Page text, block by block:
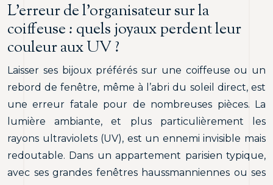
L’erreur de l’organisateur sur la
coiffeuse : quels joyaux perdent leur
couleur aux UV ?
Laisser ses bijoux préférés sur une coiffeuse ou un
rebord de fenêtre, même à l’abri du soleil direct, est
une erreur fatale pour de nombreuses pièces. La
lumière ambiante, et plus particulièrement les
rayons ultraviolets (UV), est un ennemi invisible mais
redoutable. Dans un appartement parisien typique,
avec ses grandes fenêtres haussmanniennes ou ses